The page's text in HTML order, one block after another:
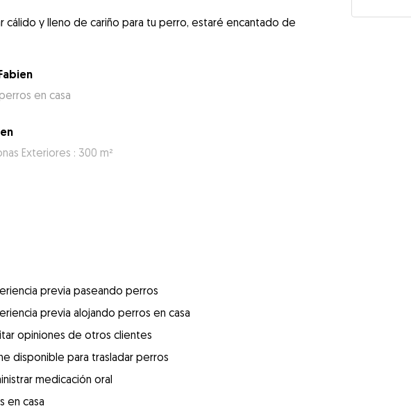
cálido y lleno de cariño para tu perro, estaré encantado de
en casa
Exteriores : 300 m²
previa paseando perros
previa alojando perros en casa
opiniones de otros clientes
disponible para trasladar perros
medicación oral
en casa